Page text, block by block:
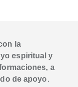
la
espiritual y
a
de apoyo.